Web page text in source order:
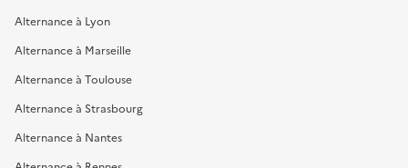
Alternance à Lyon
Alternance à Marseille
Alternance à Toulouse
Alternance à Strasbourg
Alternance à Nantes